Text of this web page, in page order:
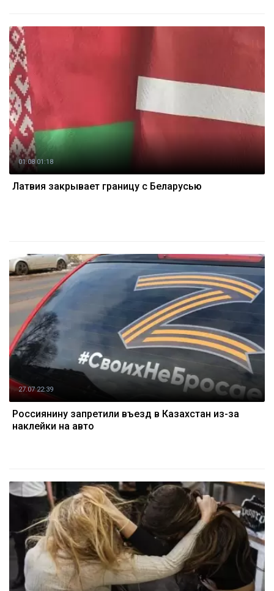
01.08 01:18
Латвия закрывает границу с Беларусью
27.07 22:39
Россиянину запретили въезд в Казахстан из-за
наклейки на авто